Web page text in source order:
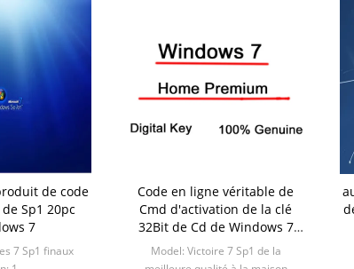
de code
Sp1 20pc
7
7 Sp1 finaux
Code en ligne véritable de
Cmd d'activation de la clé
32Bit de Cd de Windows 7
Home Premium K 64bit
Model: Victoire 7 Sp1 de la